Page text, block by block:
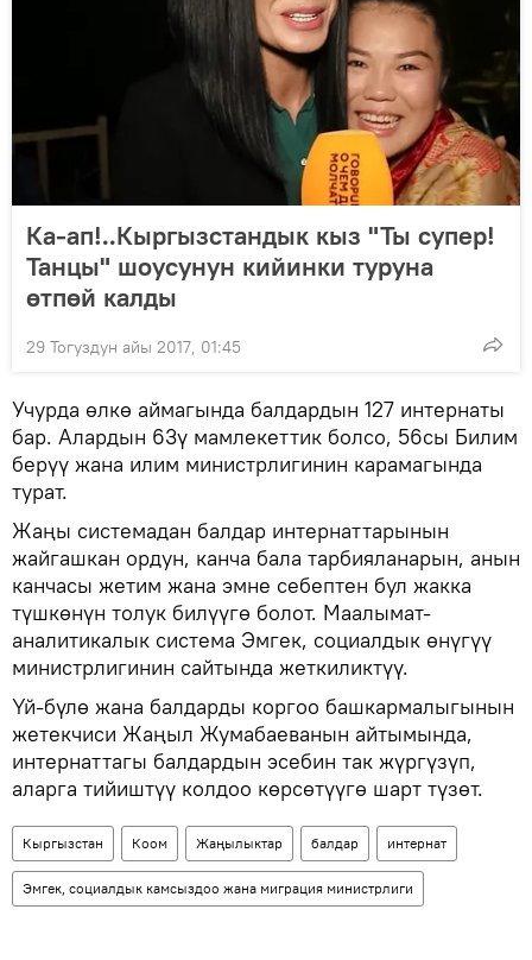
Ка-ап!..Кыргызстандык кыз "Ты супер!
Танцы" шоусунун кийинки туруна
өтпөй калды
29 Тогуздун айы 2017, 01:45
Учурда өлкө аймагында балдардын 127 интернаты
бар. Алардын 63ү мамлекеттик болсо, 56сы Билим
берүү жана илим министрлигинин карамагында
турат.
Жаңы системадан балдар интернаттарынын
жайгашкан ордун, канча бала тарбияланарын, анын
канчасы жетим жана эмне себептен бул жакка
түшкөнүн толук билүүгө болот. Маалымат-
аналитикалык система Эмгек, социалдык өнүгүү
министрлигинин сайтында жеткиликтүү.
Үй-бүлө жана балдарды коргоо башкармалыгынын
жетекчиси Жаңыл Жумабаеванын айтымында,
интернаттагы балдардын эсебин так жүргүзүп,
аларга тийиштүү колдоо көрсөтүүгө шарт түзөт.
Кыргызстан Коом Жаңылыктар балдар интернат
Эмгек, социалдык камсыздоо жана миграция министрлиги